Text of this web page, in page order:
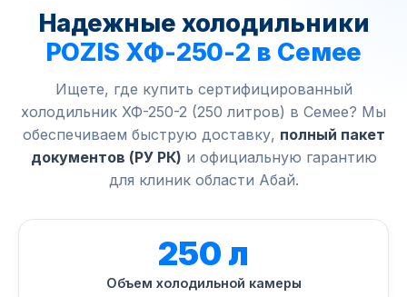
Надежные холодильники
POZIS ХФ-250-2 в Семее
Ищете, где купить сертифицированный
холодильник ХФ-250-2 (250 литров) в Семее? Мы
обеспечиваем быструю доставку, полный пакет
документов (РУ РК) и официальную гарантию
для клиник области Абай.
250 л
Объем холодильной камеры